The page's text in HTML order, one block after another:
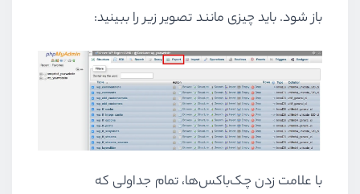
باز شود. باید چیزی مانند تصویر زیر را ببینید:
با علامت زدن چک‌باکس‌ها، تمام جداولی که